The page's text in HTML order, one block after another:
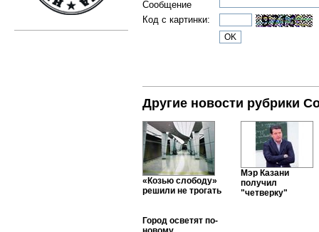
Сообщение
Код с картинки:
Другие новости рубрики
«Козью слободу»
решили не трогать
Мэр Казани
получил
"четверку"
Город осветят по-